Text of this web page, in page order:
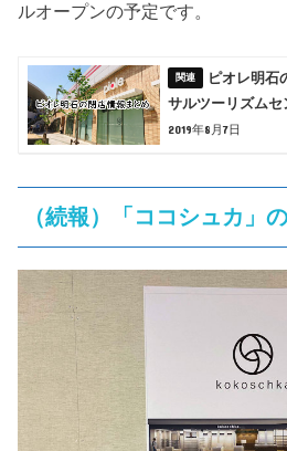
ルオープンの予定です。
ピオレ明石
サルツーリズムセ
2019年8月7日
（続報）「ココシュカ」